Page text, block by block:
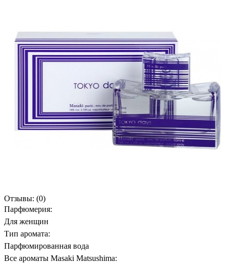
Отзывы: (0)
Парфюмерия:
Для женщин
Тип аромата:
Парфюмированная вода
Все ароматы Masaki Matsushima: